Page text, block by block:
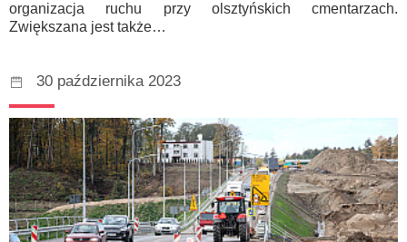
organizacja ruchu przy olsztyńskich cmentarzach.
Zwiększana jest także…
30 października 2023